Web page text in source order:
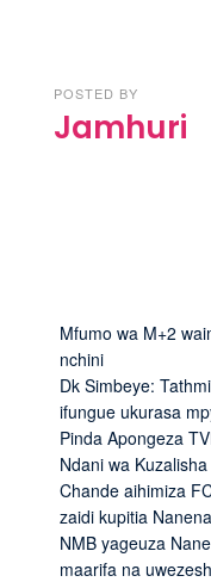
POSTED BY
Jamhuri
Mfumo wa M+2
nchini
Dk Simbeye:
ifungue ukurasa
Pinda Apongeza
Ndani wa
Chande aihimiza
zaidi kupitia
NMB yageuza
maarifa na